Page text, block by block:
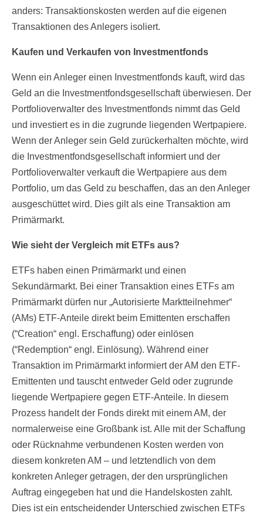
anders: Transaktionskosten werden auf die eigenen
Transaktionen des Anlegers isoliert.
Kaufen und Verkaufen von Investmentfonds
Wenn ein Anleger einen Investmentfonds kauft, wird das
Geld an die Investmentfondsgesellschaft überwiesen. Der
Portfolioverwalter des Investmentfonds nimmt das Geld
und investiert es in die zugrunde liegenden Wertpapiere.
Wenn der Anleger sein Geld zurückerhalten möchte, wird
die Investmentfondsgesellschaft informiert und der
Portfolioverwalter verkauft die Wertpapiere aus dem
Portfolio, um das Geld zu beschaffen, das an den Anleger
ausgeschüttet wird. Dies gilt als eine Transaktion am
Primärmarkt.
Wie sieht der Vergleich mit ETFs aus?
ETFs haben einen Primärmarkt und einen
Sekundärmarkt. Bei einer Transaktion eines ETFs am
Primärmarkt dürfen nur „Autorisierte Marktteilnehmer“
(AMs) ETF-Anteile direkt beim Emittenten erschaffen
(“Creation“ engl. Erschaffung) oder einlösen
(“Redemption“ engl. Einlösung). Während einer
Transaktion im Primärmarkt informiert der AM den ETF-
Emittenten und tauscht entweder Geld oder zugrunde
liegende Wertpapiere gegen ETF-Anteile. In diesem
Prozess handelt der Fonds direkt mit einem AM, der
normalerweise eine Großbank ist. Alle mit der Schaffung
oder Rücknahme verbundenen Kosten werden von
diesem konkreten AM – und letztendlich von dem
konkreten Anleger getragen, der den ursprünglichen
Auftrag eingegeben hat und die Handelskosten zahlt.
Dies ist ein entscheidender Unterschied zwischen ETFs